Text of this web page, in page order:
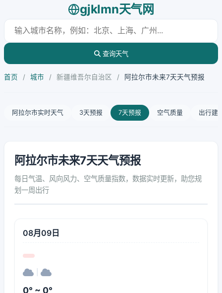
gjklmn天气网
查询天气
首页 / 城市 / 新疆维吾尔自治区 / 阿拉尔市未来7天天气预报
阿拉尔市实时天气 3天预报 7天预报 空气质量 出行建
阿拉尔市未来7天天气预报
每日气温、风向风力、空气质量指数，数据实时更新，助您规
划一周出行
08月09日
0° ~ 0°